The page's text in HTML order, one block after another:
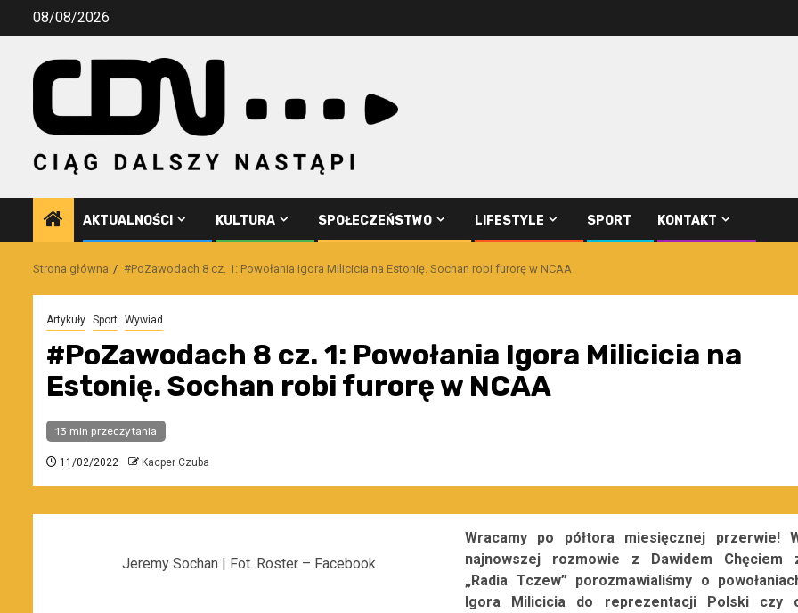
Przejdź08/08/2026
AKTUALNOŚCI KULTURA SPOŁECZEŃSTWO LIFESTYLE SPORT KONTAKT
Strona główna #PoZawodach 8 cz. 1: Powołania Igora Milicicia na Estonię. Sochan robi furorę w NCAA
Artykuły Sport Wywiad
#PoZawodach 8 cz. 1: Powołania Igora Milicicia na
Estonię. Sochan robi furorę w NCAA
13 min przeczytania
11/02/2022 Kacper Czuba
Jeremy Sochan | Fot. Roster – Facebook
Wracamy po półtora miesięcznej przerwie!
najnowszej rozmowie z Dawidem Chęciem
„Radia Tczew” porozmawialiśmy o
Igora Milicicia do reprezentacji Polski czy